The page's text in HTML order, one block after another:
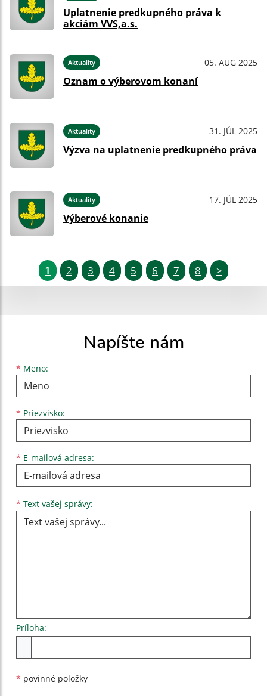
Uplatnenie predkupného práva k
akciám VVS,a.s.
Aktuality 05. AUG 2025
Oznam o výberovom konaní
Aktuality 31. JÚL 2025
Výzva na uplatnenie predkupného práva
Aktuality 17. JÚL 2025
Výberové konanie
1 2 3 4 5 6 7 8 >
Napíšte nám
* Meno:
Meno
* Priezvisko:
Priezvisko
* E-mailová adresa:
E-mailová adresa
* Text vašej správy:
Príloha:
* povinné položky